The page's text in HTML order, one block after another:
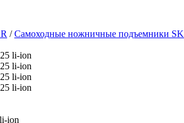
/Самоходные ножничные подъемники